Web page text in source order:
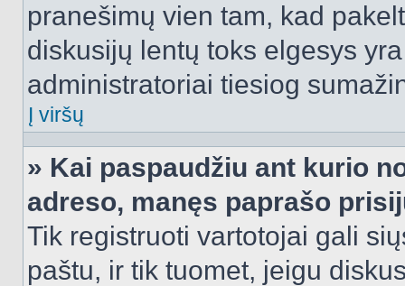
pranešimų vien tam, kad
diskusijų lentų toks elgesys
administratoriai tiesiog
Į viršų
» Kai paspaudžiu ant kurio
adreso, manęs paprašo
Tik registruoti vartotojai gali
paštu, ir tik tuomet, jeigu